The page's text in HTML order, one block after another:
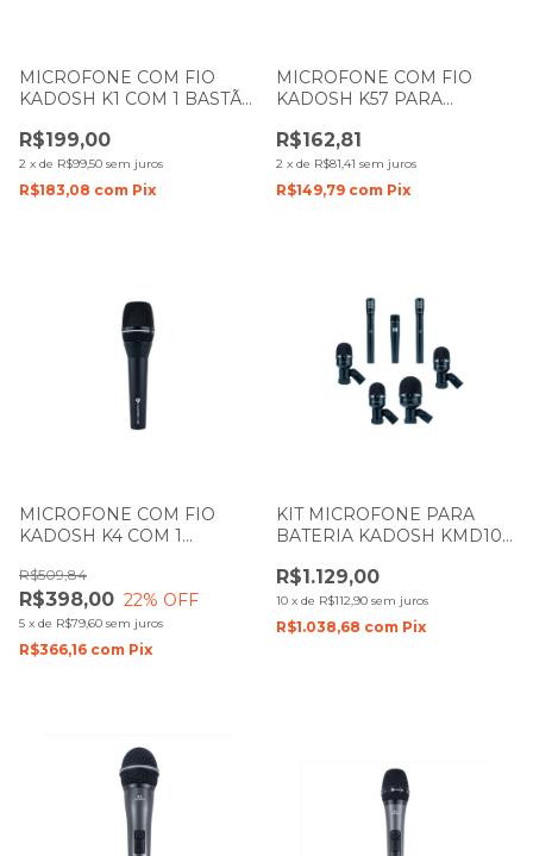
MICROFONE COM FIO
KADOSH K1 COM 1 BASTÃO
R$199,00
2 x de R$99,50 sem juros
R$183,08 com Pix
MICROFONE COM FIO
KADOSH K57 PARA
BASTÃO DE MÃO COM
CACHIMBO
R$162,81
2 x de R$81,41 sem juros
R$149,79 com Pix
MICROFONE COM FIO
KADOSH K4 COM 1
CACHIMBO
R$398,00
R$509,84
22% OFF
5 x de R$79,60 sem juros
R$366,16 com Pix
KIT MICROFONE PARA
BATERIA KADOSH KMD107
R$1.129,00
10 x de R$112,90 sem juros
R$1.038,68 com Pix